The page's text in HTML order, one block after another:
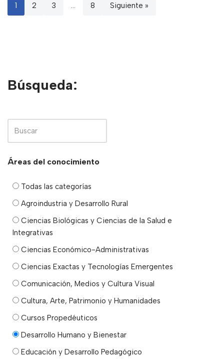
1 2 3 … 8 Siguiente »
Búsqueda:
Áreas del conocimiento
Todas las categorías
Agroindustria y Desarrollo Rural
Ciencias Biológicas y Ciencias de la Salud e
Integrativas
Ciencias Económico-Administrativas
Ciencias Exactas y Tecnologías Emergentes
Comunicación, Medios y Cultura Visual
Cultura, Arte, Patrimonio y Humanidades
Cursos Propedéuticos
Desarrollo Humano y Bienestar
Educación y Desarrollo Pedagógico